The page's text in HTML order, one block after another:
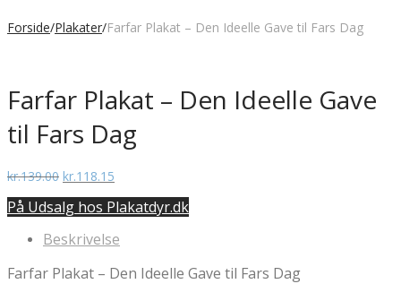
Forside/Plakater/Farfar Plakat – Den Ideelle Gave til Fars Dag
Farfar Plakat – Den Ideelle Gave
til Fars Dag
kr.139.00 Den
pris
kr.139.00.
kr.118.15
pris
kr.118.15.
På Udsalg hos Plakatdyr.dk
Beskrivelse
Farfar Plakat – Den Ideelle Gave til Fars Dag